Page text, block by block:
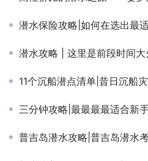
潜水保险攻略|如何在选出最适
潜水攻略 | 这里是前段时间大火的前任3拍
11个沉船潜点清单|昔日沉船
三分钟攻略|最最最最适合新
普吉岛潜水攻略|普吉岛潜水考证选哪儿？普吉